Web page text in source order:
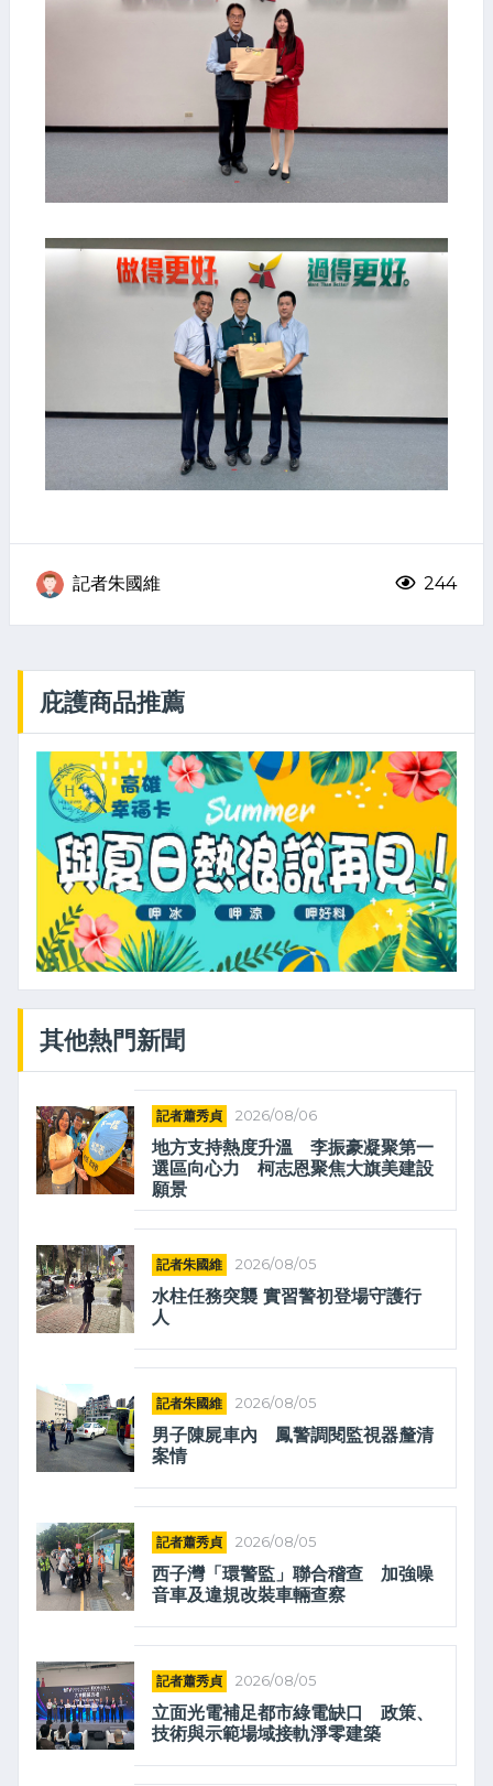
記者朱國維 244
庇護商品推薦
其他熱門新聞
記者蕭秀貞 2026/08/06
地方支持熱度升溫 李振豪凝聚第一
選區向心力 柯志恩聚焦大旗美建設
願景
記者朱國維 2026/08/05
水柱任務突襲 實習警初登場守護行
人
記者朱國維 2026/08/05
男子陳屍車內 鳳警調閱監視器釐清
案情
記者蕭秀貞 2026/08/05
西子灣「環警監」聯合稽查 加強噪
音車及違規改裝車輛查察
記者蕭秀貞 2026/08/05
立面光電補足都市綠電缺口 政策、
技術與示範場域接軌淨零建築